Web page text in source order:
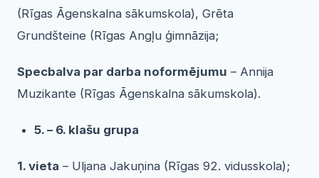
(Rīgas Āgenskalna sākumskola), Grēta
Grundšteine (Rīgas Angļu ģimnāzija;
Specbalva par darba noformējumu – Annija
Muzikante (Rīgas Āgenskalna sākumskola).
5. – 6. klašu grupa
1. vieta – Uljana Jakuņina (Rīgas 92. vidusskola);